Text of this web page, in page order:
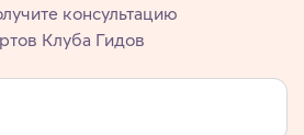
консультацию
Клуба Гидов